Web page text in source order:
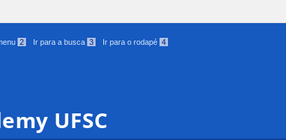
2 Ir para a busca 3 Ir para o rodapé 4
UFSC